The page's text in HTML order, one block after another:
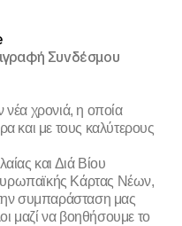
Συνδέσμου
χρονιά, η οποία
και με τους καλύτερους
και Διά Βίου
Κάρτας Νέων,
συμπαράσταση μας
μαζί να βοηθήσουμε το